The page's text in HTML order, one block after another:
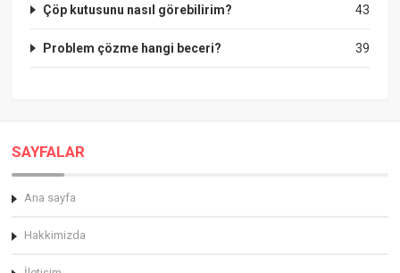
43
Çöp kutusunu nasıl görebilirim?
39
Problem çözme hangi beceri?
SAYFALAR
Ana sayfa
Hakkimizda